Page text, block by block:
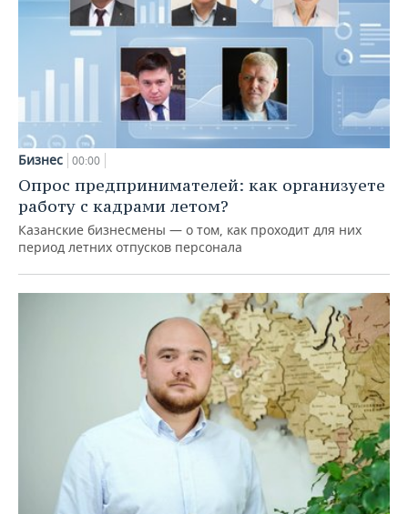
Бизнес 00:00
Опрос предпринимателей: как организуете
работу с кадрами летом?
Казанские бизнесмены — о том, как проходит для них
период летних отпусков персонала